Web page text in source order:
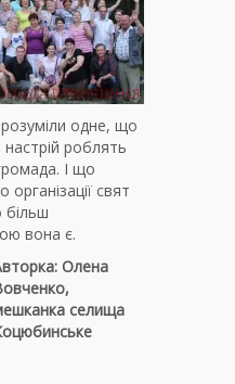
одне, що
роблять
І що
організації свят
більш
вона є.
Олена
селища